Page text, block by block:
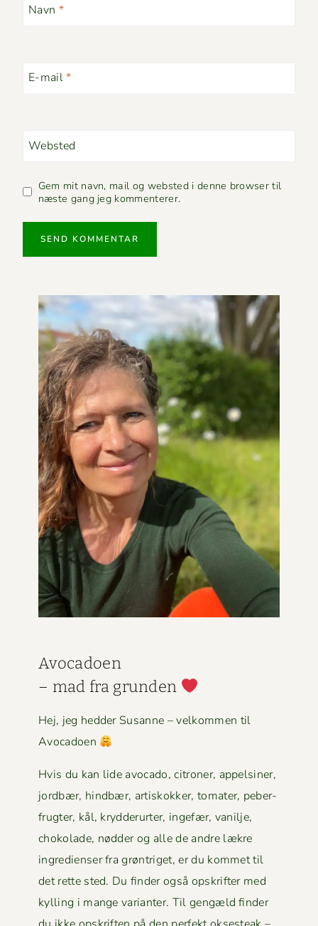
Navn *
E-mail*
Websted
Gem mit navn, mail og websted i denne browser til
næste gang jeg kommenterer.
Avo­ca­doen
– mad fra grun­den
Hej, jeg hed­der Susanne – velkom­men til
Avocadoen
Hvis du kan lide avo­ca­do, cit­roner, appelsin­er,
jord­bær, hind­bær, artiskokker, tomater, peber­
frugter, kål, kry­d­derurter, inge­fær, vanil­je,
choko­lade, nød­der og alle de andre lækre
ingre­di­enser fra grøn­triget, er du kom­met til
det rette sted. Du find­er også opskrifter med
kylling i mange vari­anter. Til gengæld find­er